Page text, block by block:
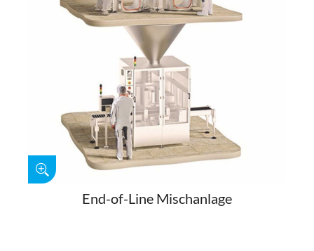
End-of-Line Mischanlage